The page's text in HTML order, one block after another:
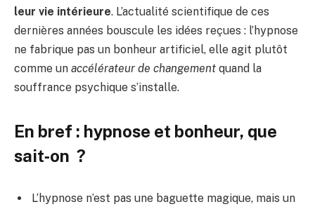
leur vie intérieure. L’actualité scientifique de ces
dernières années bouscule les idées reçues : l’hypnose
ne fabrique pas un bonheur artificiel, elle agit plutôt
comme un accélérateur de changement quand la
souffrance psychique s’installe.
En bref : hypnose et bonheur, que
sait‑on ?
L’hypnose n’est pas une baguette magique, mais un